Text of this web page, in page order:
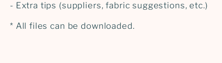
- Extra tips (suppliers, fabric suggestions, etc.)
* All files can be downloaded.